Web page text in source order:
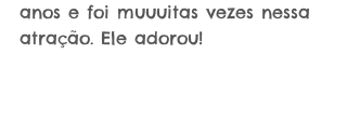
anos e foi muuuitas vezes nessa
atração. Ele adorou!